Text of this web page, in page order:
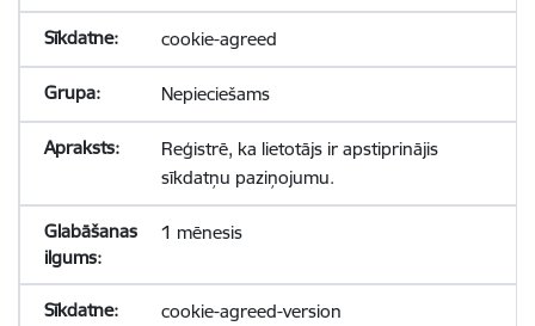
cookie-agreed
Nepieciešams
Reģistrē, ka lietotājs ir apstiprinājis
sīkdatņu paziņojumu.
1 mēnesis
cookie-agreed-version